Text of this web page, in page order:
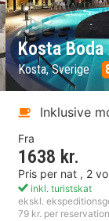
Western Hotell
Kosta
Kosta, Sverige
Inklusive
Fra
1638 kr.
Pris per nat , 2
inkl. turistskat
ekskl.
79 kr. per reservation